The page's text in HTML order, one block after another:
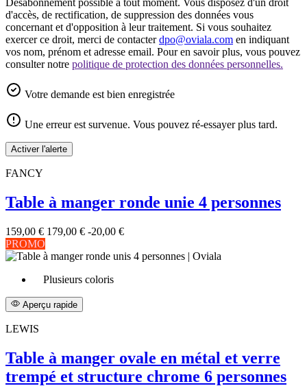
d'accès, de rectification, de suppression des données vous
concernant et d'opposition à leur traitement. Si vous souhaitez
exercer ce droit, merci de contacterdpo@oviala.com en indiquant
vos nom, prénom et adresse email. Pour en savoir plus, vous pouvez
consulter notre politique de protection des données personnelles.
Votre demande est bien enregistrée
Une erreur est survenue. Vous pouvez ré-essayer plus tard.
Activer l'alerte
FANCY
Table à manger ronde unie 4 personnes
159,00 € 179,00 € -20,00 €
PROMO
Plusieurs coloris
Aperçu rapide
LEWIS
Table à manger ovale en métal et verre
trempé et structure chrome 6 personnes